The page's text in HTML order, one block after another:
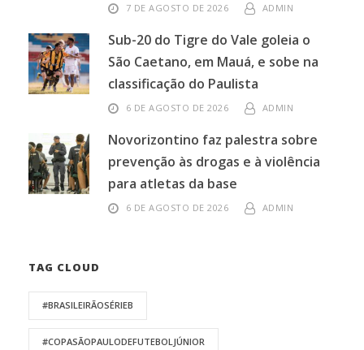
7 DE AGOSTO DE 2026 ADMIN
Sub-20 do Tigre do Vale goleia o
São Caetano, em Mauá, e sobe na
classificação do Paulista
6 DE AGOSTO DE 2026 ADMIN
Novorizontino faz palestra sobre
prevenção às drogas e à violência
para atletas da base
6 DE AGOSTO DE 2026 ADMIN
TAG CLOUD
#BRASILEIRÃOSÉRIEB
#COPASÃOPAULODEFUTEBOLJÚNIOR